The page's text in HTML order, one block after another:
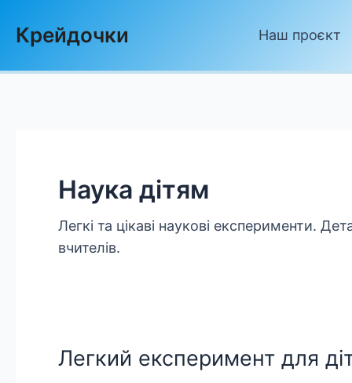
Крейдочки Наш проєкт
Наука дітям
Легкі та цікаві наукові експерименти.
вчителів.
Легкий експеримент для